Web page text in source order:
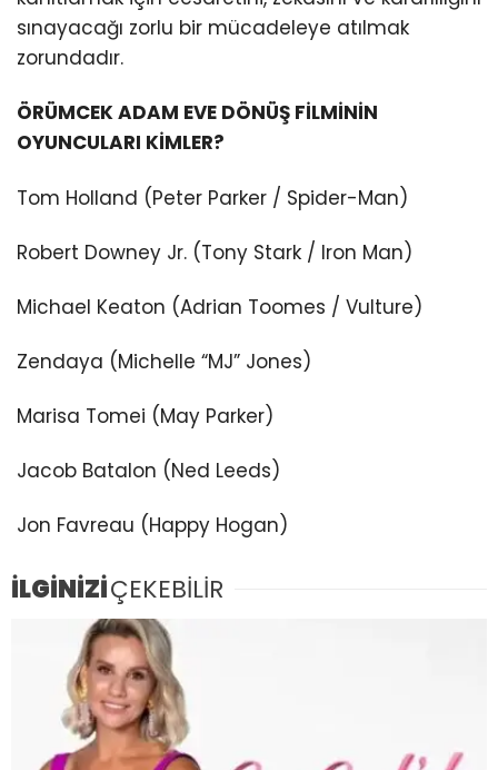
sınayacağı zorlu bir mücadeleye atılmak
zorundadır.
ÖRÜMCEK ADAM EVE DÖNÜŞ FİLMİNİN
OYUNCULARI KİMLER?
Tom Holland (Peter Parker / Spider-Man)
Robert Downey Jr. (Tony Stark / Iron Man)
Michael Keaton (Adrian Toomes / Vulture)
Zendaya (Michelle “MJ” Jones)
Marisa Tomei (May Parker)
Jacob Batalon (Ned Leeds)
Jon Favreau (Happy Hogan)
İLGİNİZİÇEKEBİLİR